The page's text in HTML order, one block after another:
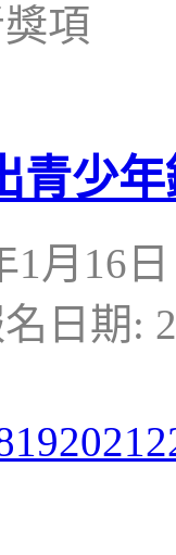
項
青少
1月16
日期:
192021